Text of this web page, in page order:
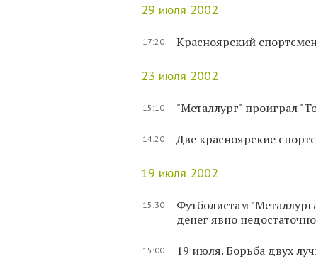
29 июля 2002
17:20 Красноярский
23 июля 2002
15:10 "Металлург" проиграл
14:20 Две красноярские
19 июля 2002
15:30
Футболистам
денег явно
15:00 19 июля. Борьба двух